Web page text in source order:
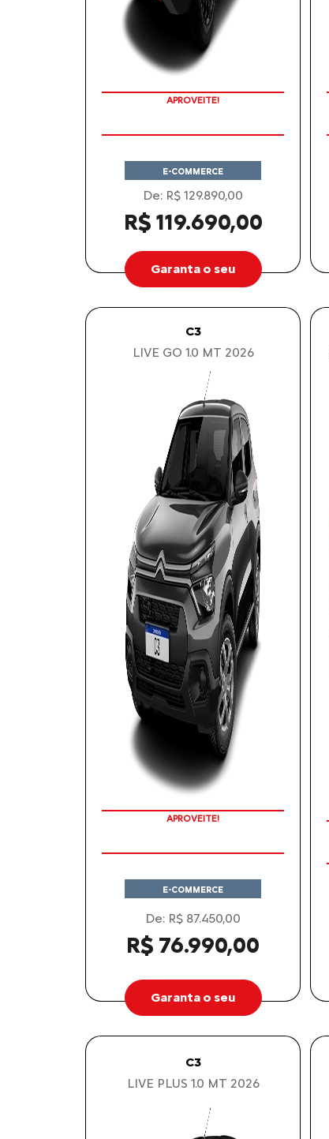
PREÇOS REDUZIDOS
E-COMMERCE
De: R$ 129.890,00
R$ 119.690,00
Garanta o seu
C3
LIVE GO 1.0 MT 2026
PREÇOS REDUZIDOS
E-COMMERCE
De: R$ 87.450,00
R$ 76.990,00
Garanta o seu
C3
LIVE PLUS 1.0 MT 2026